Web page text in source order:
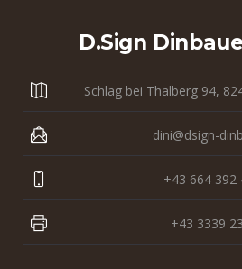
D.sign
Schlag bei Thalberg 94,
dini@dsign-
+43 664 392
+43 3339